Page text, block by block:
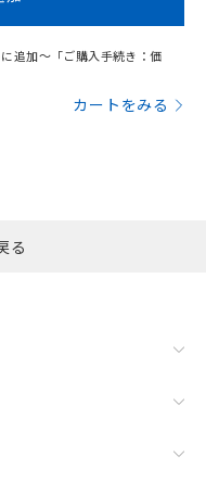
追加～「ご購入手続き：価
カートをみる
る